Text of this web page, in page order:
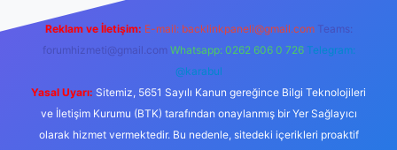
Reklam ve İletişim: E-mail: backlinkpaneli@gmail.com Teams:
forumhizmeti@gmail.com Whatsapp: 0262 606 0 726 Telegram:
@karabul
Yasal Uyarı: Sitemiz, 5651 Sayılı Kanun gereğince Bilgi Teknolojileri
ve İletişim Kurumu (BTK) tarafından onaylanmış bir Yer Sağlayıcı
olarak hizmet vermektedir. Bu nedenle, sitedeki içerikleri proaktif